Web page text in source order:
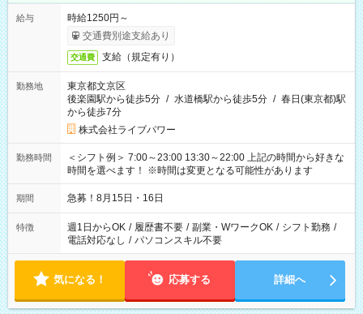
給与
時給1250円～
交通費別途支給あり
交通費 支給（規定有り）
勤務地
東京都文京区
後楽園駅から徒歩5分 / 水道橋駅から徒歩5分 / 春日(東京都)駅
から徒歩7分
株式会社ライブパワー
勤務時間
＜シフト例＞ 7:00～23:00 13:30～22:00 上記の時間から好きな
時間を選べます！ ※時間は変更となる可能性があります
期間 急募！8月15日・16日
特徴 週1日からOK / 履歴書不要 / 副業・WワークOK / シフト勤務 /
電話対応なし / パソコンスキル不要
気になる！ 応募する 詳細へ